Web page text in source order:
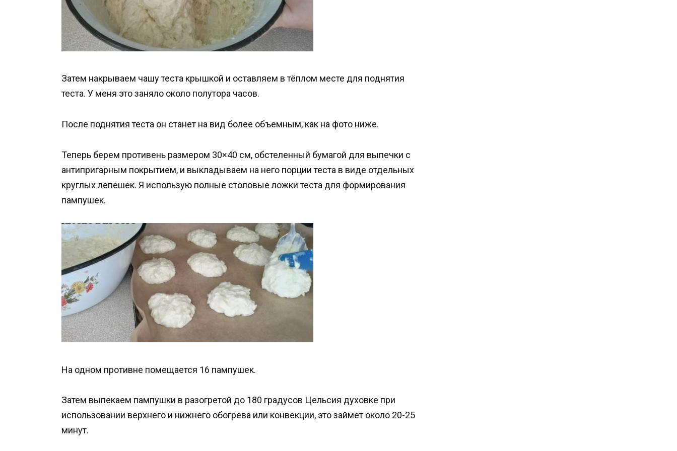
Затем накрываем чашу теста крышкой и оставляем в тёплом месте для поднятия
теста. У меня это заняло около полутора часов.
После поднятия теста он станет на вид более объемным, как на фото ниже.
Теперь берем противень размером 30×40 см, обстеленный бумагой для выпечки с
антипригарным покрытием, и выкладываем на него порции теста в виде отдельных
круглых лепешек. Я использую полные столовые ложки теста для формирования
пампушек.
На одном противне помещается 16 пампушек.
Затем выпекаем пампушки в разогретой до 180 градусов Цельсия духовке при
использовании верхнего и нижнего обогрева или конвекции, это займет около 20-25
минут.